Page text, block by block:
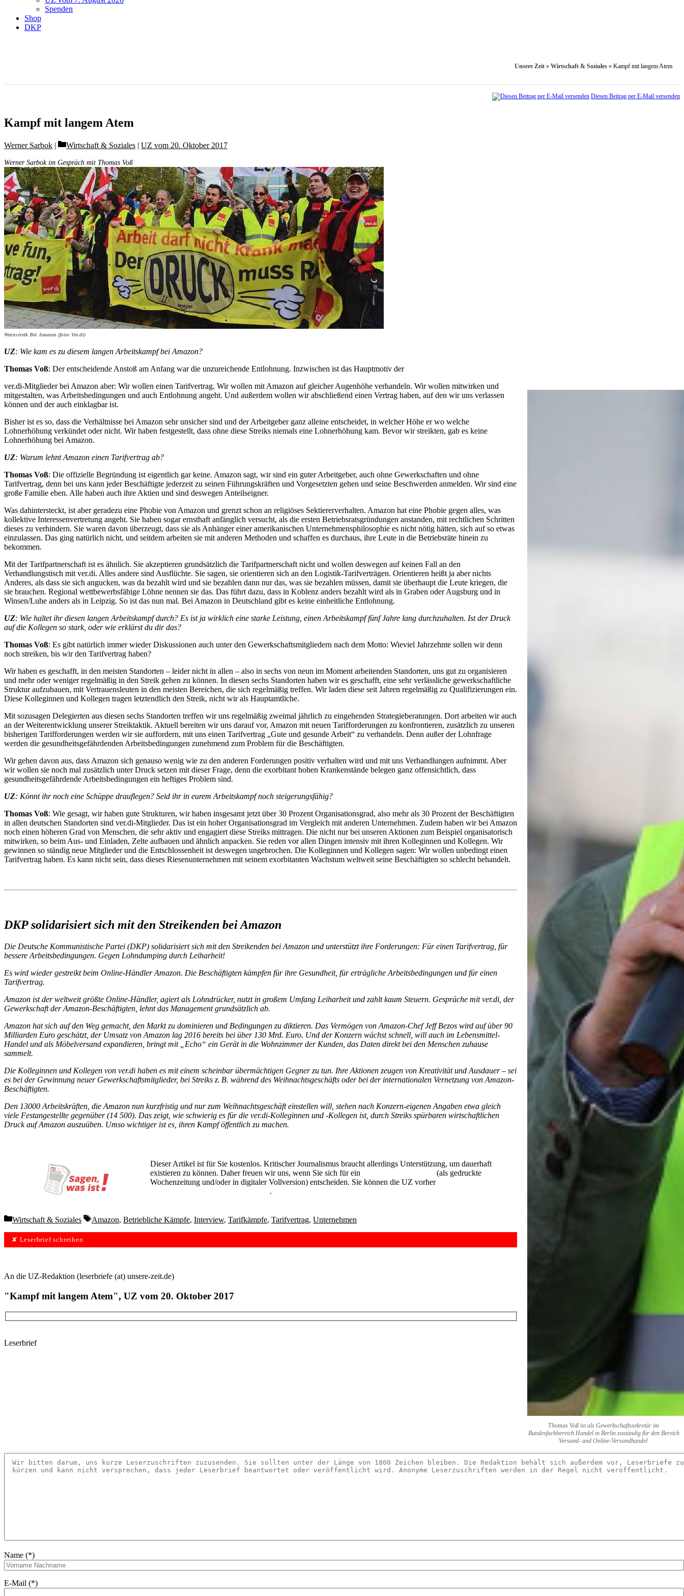
Spenden
Shop
DKP
Unsere Zeit » Wirtschaft & Soziales » Kampf mit langem Atem
Diesen Beitrag per E-Mail versenden
Kampf mit langem Atem
Werner Sarbok Categories
Wirtschaft & Soziales | UZ vom 20. Oktober 2017
Werner Sarbok im Gespräch mit Thomas Voß
Warnstreik Bei Amazon (foto: Ver.di)
UZ: Wie kam es zu diesem langen Arbeitskampf bei Amazon?
Thomas Voß: Der entscheidende Anstoß am Anfang war die unzureichende Entlohnung. Inzwischen ist das Hauptmotiv der
Thomas Voß ist als Gewerkschaftssekretär im
Bundesfachbereich Handel in Berlin zuständig für den Bereich
Versand- und Online-Versandhandel.
ver.di-Mitglieder bei Amazon aber: Wir wollen einen Tarifvertrag. Wir wollen mit Amazon auf gleicher Augenhöhe verhandeln. Wir wollen mitwirken und
mitgestalten, was Arbeitsbedingungen und auch Entlohnung angeht. Und außerdem wollen wir abschließend einen Vertrag haben, auf den wir uns verlassen
können und der auch einklagbar ist.
Bisher ist es so, dass die Verhältnisse bei Amazon sehr unsicher sind und der Arbeitgeber ganz alleine entscheidet, in welcher Höhe er wo welche
Lohnerhöhung verkündet oder nicht. Wir haben festgestellt, dass ohne diese Streiks niemals eine Lohnerhöhung kam. Bevor wir streikten, gab es keine
Lohnerhöhung bei Amazon.
UZ: Warum lehnt Amazon einen Tarifvertrag ab?
Thomas Voß: Die offizielle Begründung ist eigentlich gar keine. Amazon sagt, wir sind ein guter Arbeitgeber, auch ohne Gewerkschaften und ohne
Tarifvertrag, denn bei uns kann jeder Beschäftigte jederzeit zu seinen Führungskräften und Vorgesetzten gehen und seine Beschwerden anmelden. Wir sind eine
große Familie eben. Alle haben auch ihre Aktien und sind deswegen Anteilseigner.
Was dahintersteckt, ist aber geradezu eine Phobie von Amazon und grenzt schon an religiöses Sektiererverhalten. Amazon hat eine Phobie gegen alles, was
kollektive Interessenvertretung angeht. Sie haben sogar ernsthaft anfänglich versucht, als die ersten Betriebsratsgründungen anstanden, mit rechtlichen Schritten
dieses zu verhindern. Sie waren davon überzeugt, dass sie als Anhänger einer amerikanischen Unternehmensphilosophie es nicht nötig hätten, sich auf so etwas
einzulassen. Das ging natürlich nicht, und seitdem arbeiten sie mit anderen Methoden und schaffen es durchaus, ihre Leute in die Betriebsräte hinein zu
bekommen.
Mit der Tarifpartnerschaft ist es ähnlich. Sie akzeptieren grundsätzlich die Tarifpartnerschaft nicht und wollen deswegen auf keinen Fall an den
Verhandlungstisch mit ver.di. Alles andere sind Ausflüchte. Sie sagen, sie orientieren sich an den Logistik-Tarifverträgen. Orientieren heißt ja aber nichts
Anderes, als dass sie sich angucken, was da bezahlt wird und sie bezahlen dann nur das, was sie bezahlen müssen, damit sie überhaupt die Leute kriegen, die
sie brauchen. Regional wettbewerbsfähige Löhne nennen sie das. Das führt dazu, dass in Koblenz anders bezahlt wird als in Graben oder Augsburg und in
Winsen/Luhe anders als in Leipzig. So ist das nun mal. Bei Amazon in Deutschland gibt es keine einheitliche Entlohnung.
UZ: Wie haltet ihr diesen langen Arbeitskampf durch? Es ist ja wirklich eine starke Leistung, einen Arbeitskampf fünf Jahre lang durchzuhalten. Ist der Druck
auf die Kollegen so stark, oder wie erklärst du dir das?
Thomas Voß: Es gibt natürlich immer wieder Diskussionen auch unter den Gewerkschaftsmitgliedern nach dem Motto: Wieviel Jahrzehnte sollen wir denn
noch streiken, bis wir den Tarifvertrag haben?
Wir haben es geschafft, in den meisten Standorten – leider nicht in allen – also in sechs von neun im Moment arbeitenden Standorten, uns gut zu organisieren
und mehr oder weniger regelmäßig in den Streik gehen zu können. In diesen sechs Standorten haben wir es geschafft, eine sehr verlässliche gewerkschaftliche
Struktur aufzubauen, mit Vertrauensleuten in den meisten Bereichen, die sich regelmäßig treffen. Wir laden diese seit Jahren regelmäßig zu Qualifizierungen ein.
Diese Kolleginnen und Kollegen tragen letztendlich den Streik, nicht wir als Hauptamtliche.
Mit sozusagen Delegierten aus diesen sechs Standorten treffen wir uns regelmäßig zweimal jährlich zu eingehenden Strategieberatungen. Dort arbeiten wir auch
an der Weiterentwicklung unserer Streiktaktik. Aktuell bereiten wir uns darauf vor, Amazon mit neuen Tarifforderungen zu konfrontieren, zusätzlich zu unseren
bisherigen Tarifforderungen werden wir sie auffordern, mit uns einen Tarifvertrag „Gute und gesunde Arbeit“ zu verhandeln. Denn außer der Lohnfrage
werden die gesundheitsgefährdenden Arbeitsbedingungen zunehmend zum Problem für die Beschäftigten.
Wir gehen davon aus, dass Amazon sich genauso wenig wie zu den anderen Forderungen positiv verhalten wird und mit uns Verhandlungen aufnimmt. Aber
wir wollen sie noch mal zusätzlich unter Druck setzen mit dieser Frage, denn die exorbitant hohen Krankenstände belegen ganz offensichtlich, dass
gesundheitsgefährdende Arbeitsbedingungen ein heftiges Problem sind.
UZ: Könnt ihr noch eine Schüppe drauflegen? Seid ihr in eurem Arbeitskampf noch steigerungsfähig?
Thomas Voß: Wie gesagt, wir haben gute Strukturen, wir haben insgesamt jetzt über 30 Prozent Organisationsgrad, also mehr als 30 Prozent der Beschäftigten
in allen deutschen Standorten sind ver.di-Mitglieder. Das ist ein hoher Organisationsgrad im Vergleich mit anderen Unternehmen. Zudem haben wir bei Amazon
noch einen höheren Grad von Menschen, die sehr aktiv und engagiert diese Streiks mittragen. Die nicht nur bei unseren Aktionen zum Beispiel organisatorisch
mitwirken, so beim Aus- und Einladen, Zelte aufbauen und ähnlich anpacken. Sie reden vor allen Dingen intensiv mit ihren Kolleginnen und Kollegen. Wir
gewinnen so ständig neue Mitglieder und die Entschlossenheit ist deswegen ungebrochen. Die Kolleginnen und Kollegen sagen: Wir wollen unbedingt einen
Tarifvertrag haben. Es kann nicht sein, dass dieses Riesenunternehmen mit seinem exorbitanten Wachstum weltweit seine Beschäftigten so schlecht behandelt.
DKP solidarisiert sich mit den Streikenden bei Amazon
Die Deutsche Kommunistische Partei (DKP) solidarisiert sich mit den Streikenden bei Amazon und unterstützt ihre Forderungen: Für einen Tarifvertrag, für
bessere Arbeitsbedingungen. Gegen Lohndumping durch Leiharbeit!
Es wird wieder gestreikt beim Online-Händler Amazon. Die Beschäftigten kämpfen für ihre Gesundheit, für erträgliche Arbeitsbedingungen und für einen
Tarifvertrag.
Amazon ist der weltweit größte Online-Händler, agiert als Lohndrücker, nutzt in großem Umfang Leiharbeit und zahlt kaum Steuern. Gespräche mit ver.di, der
Gewerkschaft der Amazon-Beschäftigten, lehnt das Management grundsätzlich ab.
Amazon hat sich auf den Weg gemacht, den Markt zu dominieren und Bedingungen zu diktieren. Das Vermögen von Amazon-Chef Jeff Bezos wird auf über 90
Milliarden Euro geschätzt, der Umsatz von Amazon lag 2016 bereits bei über 130 Mrd. Euro. Und der Konzern wächst schnell, will auch im Lebensmittel-
Handel und als Möbelversand expandieren, bringt mit „Echo“ ein Gerät in die Wohnzimmer der Kunden, das Daten direkt bei den Menschen zuhause
sammelt.
Die Kolleginnen und Kollegen von ver.di haben es mit einem scheinbar übermächtigen Gegner zu tun. Ihre Aktionen zeugen von Kreativität und Ausdauer – sei
es bei der Gewinnung neuer Gewerkschaftsmitglieder, bei Streiks z. B. während des Weihnachtsgeschäfts oder bei der internationalen Vernetzung von Amazon-
Beschäftigten.
Den 13000 Arbeitskräften, die Amazon nun kurzfristig und nur zum Weihnachtsgeschäft einstellen will, stehen nach Konzern-eigenen Angaben etwa gleich
viele Festangestellte gegenüber (14 500). Das zeigt, wie schwierig es für die ver.di-Kolleginnen und -Kollegen ist, durch Streiks spürbaren wirtschaftlichen
Druck auf Amazon auszuüben. Umso wichtiger ist es, ihren Kampf öffentlich zu machen.
Dieser Artikel ist für Sie kostenlos. Kritischer Journalismus braucht allerdings Unterstützung, um dauerhaft
existieren zu können. Daher freuen wir uns, wenn Sie sich für ein
(als gedruckte
Wochenzeitung und/oder in digitaler Vollversion) entscheiden. Sie können die UZ vorher
.
Categories
Wirtschaft & Soziales Tags
Amazon, Betriebliche Kämpfe, Interview, Tarifkämpfe, Tarifvertrag, Unternehmen
✘ Leserbrief schreiben
An die UZ-Redaktion (leserbriefe (at) unsere-zeit.de)
"Kampf mit langem Atem", UZ vom 20. Oktober 2017
Leserbrief
Name (*)
E-Mail (*)